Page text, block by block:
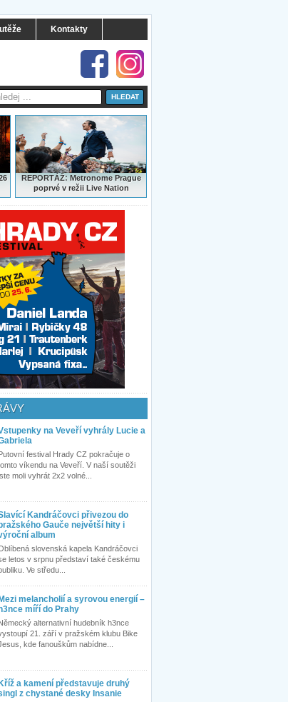
Kontakty
REPORTÁŽ:Metronome Prague
poprvé v režii Live Nation
na Veveří vyhrály Lucie a
festival Hrady CZ pokračuje o
víkendu na Veveří. V naší soutěži
moli vyhrát 2x2 volné...
Kandráčovci přivezou do
Gauče největší hity i
album
slovenská kapela Kandráčovci
letos v srpnu představí také českému
Ve středu...
Mezi melancholií a syrovou energií –
h3nce míří do Prahy
alternativní hudebník h3nce
21. září v pražském klubu Bike
kde fanouškům nabídne...
Kříž a kamení představuje druhý
z chystané desky Insanie